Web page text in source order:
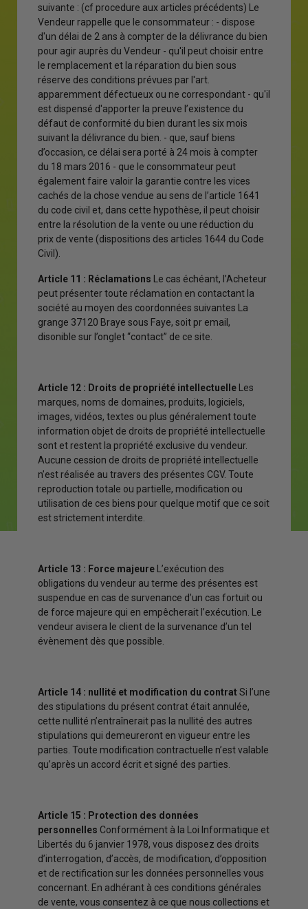
suivante : (cf procedure aux articles précédents) Le
Vendeur rappelle que le consommateur : - dispose
d'un délai de 2 ans à compter de la délivrance du bien
pour agir auprès du Vendeur - qu'il peut choisir entre
le remplacement et la réparation du bien sous
réserve des conditions prévues par l'art.
apparemment défectueux ou ne correspondant - qu'il
est dispensé d'apporter la preuve l’existence du
défaut de conformité du bien durant les six mois
suivant la délivrance du bien. - que, sauf biens
d’occasion, ce délai sera porté à 24 mois à compter
du 18 mars 2016 - que le consommateur peut
également faire valoir la garantie contre les vices
cachés de la chose vendue au sens de l’article 1641
du code civil et, dans cette hypothèse, il peut choisir
entre la résolution de la vente ou une réduction du
prix de vente (dispositions des articles 1644 du Code
Civil).
Article 11 : Réclamations Le cas échéant, l’Acheteur
peut présenter toute réclamation en contactant la
société au moyen des coordonnées suivantes La
grange 37120 Braye sous Faye, soit pr email,
disonible sur l’onglet “contact” de ce site.
Article 12 : Droits de propriété intellectuelle Les
marques, noms de domaines, produits, logiciels,
images, vidéos, textes ou plus généralement toute
information objet de droits de propriété intellectuelle
sont et restent la propriété exclusive du vendeur.
Aucune cession de droits de propriété intellectuelle
n’est réalisée au travers des présentes CGV. Toute
reproduction totale ou partielle, modification ou
utilisation de ces biens pour quelque motif que ce soit
est strictement interdite.
Article 13 : Force majeure L’exécution des
obligations du vendeur au terme des présentes est
suspendue en cas de survenance d’un cas fortuit ou
de force majeure qui en empêcherait l’exécution. Le
vendeur avisera le client de la survenance d’un tel
évènement dès que possible.
Article 14 : nullité et modification du contratSi l’une
des stipulations du présent contrat était annulée,
cette nullité n’entraînerait pas la nullité des autres
stipulations qui demeureront en vigueur entre les
parties. Toute modification contractuelle n’est valable
qu’après un accord écrit et signé des parties.
Article 15 : Protection des données
personnelles Conformément à la Loi Informatique et
Libertés du 6 janvier 1978, vous disposez des droits
d’interrogation, d’accès, de modification, d’opposition
et de rectification sur les données personnelles vous
concernant. En adhérant à ces conditions générales
de vente, vous consentez à ce que nous collections et